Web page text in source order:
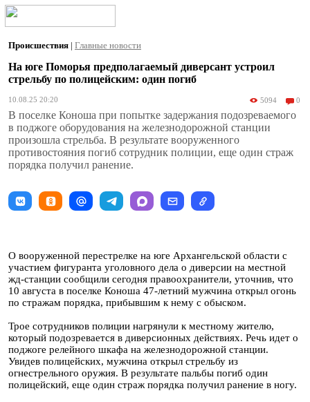
Происшествия | Главные новости
На юге Поморья предполагаемый диверсант устроил
стрельбу по полицейским: один погиб
10.08.25 20:20 5094 0
В поселке Коноша при попытке задержания подозреваемого
в поджоге оборудования на железнодорожной станции
произошла стрельба. В результате вооруженного
противостояния погиб сотрудник полиции, еще один страж
порядка получил ранение.
О вооруженной перестрелке на юге Архангельской области с
участием фигуранта уголовного дела о диверсии на местной
жд-станции сообщили сегодня правоохранители, уточнив, что
10 августа в поселке Коноша 47-летний мужчина открыл огонь
по стражам порядка, прибывшим к нему с обыском.
Трое сотрудников полиции нагрянули к местному жителю,
который подозревается в диверсионных действиях. Речь идет о
поджоге релейного шкафа на железнодорожной станции.
Увидев полицейских, мужчина открыл стрельбу из
огнестрельного оружия. В результате пальбы погиб один
полицейский, еще один страж порядка получил ранение в ногу.